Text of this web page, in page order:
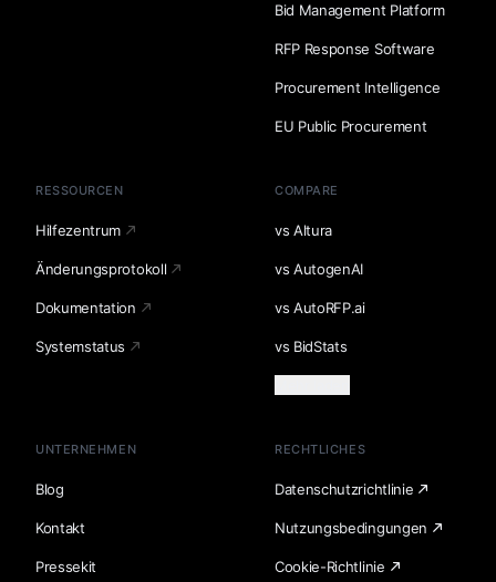
Bid Management Platform
RFP Response Software
Procurement Intelligence
EU Public Procurement
RESSOURCEN
Hilfezentrum
Änderungsprotokoll
Dokumentation
Systemstatus
COMPARE
vs Altura
vs AutogenAI
vs AutoRFP.ai
vs BidStats
UNTERNEHMEN
Blog
Kontakt
Pressekit
RECHTLICHES
Datenschutzrichtlinie
Nutzungsbedingungen
Cookie-Richtlinie